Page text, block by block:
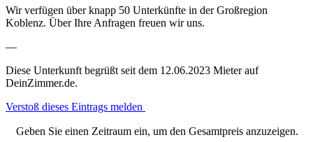
Wir verfügen über knapp 50 Unterkünfte in der Großregion
Koblenz. Über Ihre Anfragen freuen wir uns.
—
Diese Unterkunft begrüßt seit dem 12.06.2023 Mieter auf
DeinZimmer.de.
Verstoß dieses Eintrags melden
Geben Sie einen Zeitraum ein, um den Gesamtpreis anzuzeigen.